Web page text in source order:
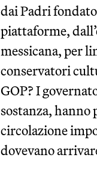
dai Padri
piattaforme,
messicana, per
conservatori
GOP? I
sostanza,
circolazione
dovevano